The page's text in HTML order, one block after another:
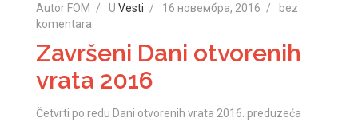
Autor FOM U Vesti 16 новембра, 2016
bez
komentara
Završeni Dani otvorenih
vrata 2016
Četvrti po redu Dani otvorenih vrata 2016. preduzeća